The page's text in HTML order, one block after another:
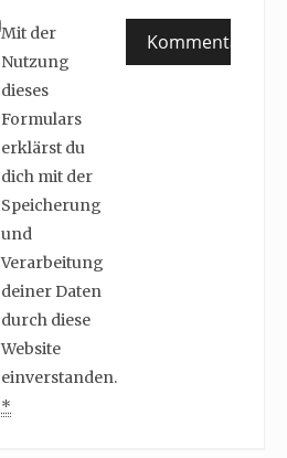
Mit der
Nutzung
dieses
Formulars
erklärst du
dich mit der
Speicherung
und
Verarbeitung
deiner Daten
durch diese
Website
einverstanden.
*